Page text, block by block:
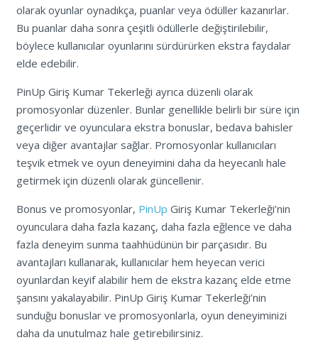
olarak oyunlar oynadıkça, puanlar veya ödüller kazanırlar.
Bu puanlar daha sonra çeşitli ödüllerle değiştirilebilir,
böylece kullanıcılar oyunlarını sürdürürken ekstra faydalar
elde edebilir.
PinUp Giriş Kumar Tekerleği ayrıca düzenli olarak
promosyonlar düzenler. Bunlar genellikle belirli bir süre için
geçerlidir ve oyunculara ekstra bonuslar, bedava bahisler
veya diğer avantajlar sağlar. Promosyonlar kullanıcıları
teşvik etmek ve oyun deneyimini daha da heyecanlı hale
getirmek için düzenli olarak güncellenir.
Bonus ve promosyonlar, PinUp Giriş Kumar Tekerleği’nin
oyunculara daha fazla kazanç, daha fazla eğlence ve daha
fazla deneyim sunma taahhüdünün bir parçasıdır. Bu
avantajları kullanarak, kullanıcılar hem heyecan verici
oyunlardan keyif alabilir hem de ekstra kazanç elde etme
şansını yakalayabilir. PinUp Giriş Kumar Tekerleği’nin
sunduğu bonuslar ve promosyonlarla, oyun deneyiminizi
daha da unutulmaz hale getirebilirsiniz.